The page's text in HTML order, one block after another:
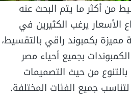
من أكثر ما يتم البحث عنه
الأسعار يرغب الكثيرين في
بكمبوند راقي بالتقسيط،
بجميع أحياء مصر
من حيث التصميمات
جميع الفئات المختلفة.